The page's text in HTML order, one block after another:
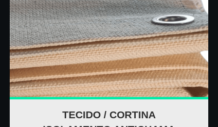
TECIDO / CORTINA